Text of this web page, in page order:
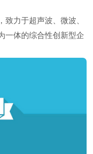
力于超声波、微波、
一体的综合性创新型企